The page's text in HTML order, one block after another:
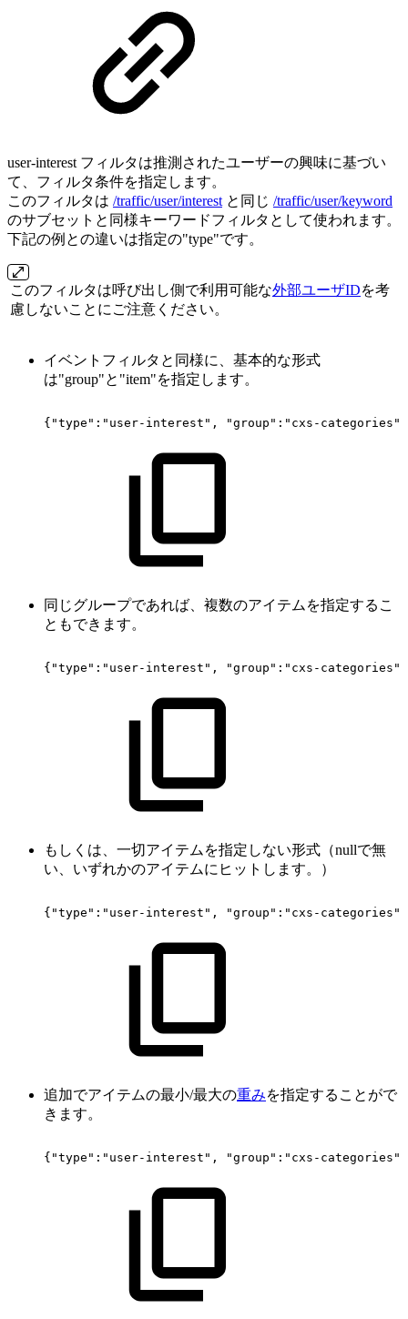
user-interest フィルタは推測されたユーザーの興味に基づい
て、フィルタ条件を指定します。
このフィルタは /traffic/user/interestと同じ /traffic/user/keyword
のサブセットと同様キーワードフィルタとして使われます。
下記の例との違いは指定の"type"です。
このフィルタは呼び出し側で利用可能な外部ユーザIDを考
慮しないことにご注意ください。
イベントフィルタと同様に、基本的な形式
は"group"と"item"を指定します。
{"type":"user-interest", "group":"cxs-categories",
同じグループであれば、複数のアイテムを指定するこ
ともできます。
{"type":"user-interest", "group":"cxs-categories",
もしくは、一切アイテムを指定しない形式（nullで無
い、いずれかのアイテムにヒットします。）
{"type":"user-interest", "group":"cxs-categories"}
追加でアイテムの最小/最大の重みを指定することがで
きます。
{"type":"user-interest", "group":"cxs-categories",